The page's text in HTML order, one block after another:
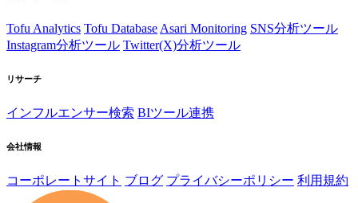
Tofu Analytics Tofu Database Asari Monitoring SNS分析ツール
Instagram分析ツール Twitter(X)分析ツール
リサーチ
インフルエンサー検索 BIツール連携
会社情報
コーポレートサイト ブログ プライバシーポリシー 利用規約